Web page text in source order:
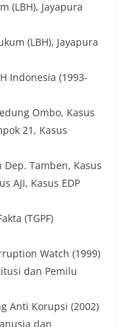
(LBH), Jayapura
(LBH), Jayapura
Indonesia (1993-
Ombo, Kasus
21, Kasus
Tamben, Kasus
AJI, Kasus EDP
(TGPF)
Watch (1999)
dan Pemilu
Anti Korupsi (2002)
dan